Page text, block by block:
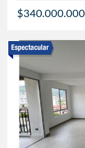
$340.000.000